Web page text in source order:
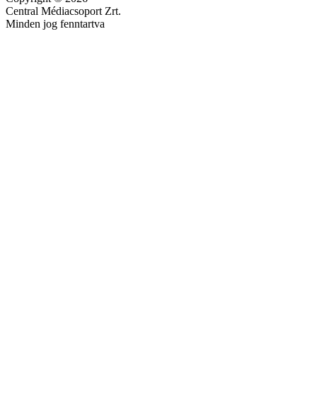
Central Médiacsoport Zrt.
Minden jog fenntartva